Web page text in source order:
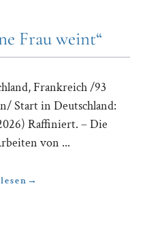
Frau weint“
Frankreich /93
Start in Deutschland:
Raffiniert. – Die
von ...
→